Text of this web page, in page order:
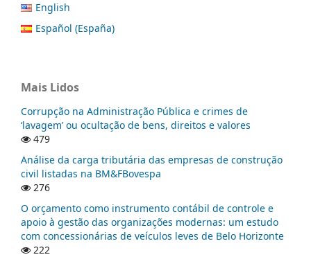
English
Español (España)
Mais Lidos
Corrupção na Administração Pública e crimes de
‘lavagem’ ou ocultação de bens, direitos e valores
479
Análise da carga tributária das empresas de construção
civil listadas na BM&FBovespa
276
O orçamento como instrumento contábil de controle e
apoio à gestão das organizações modernas: um estudo
com concessionárias de veículos leves de Belo Horizonte
222